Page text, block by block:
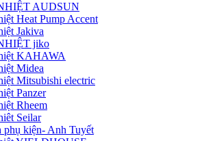
AUDSUN
Heat Pump Accent
Jakiva
jiko
KAHAWA
Midea
Mitsubishi electric
Panzer
Rheem
Seilar
phụ kiện- Anh Tuyết